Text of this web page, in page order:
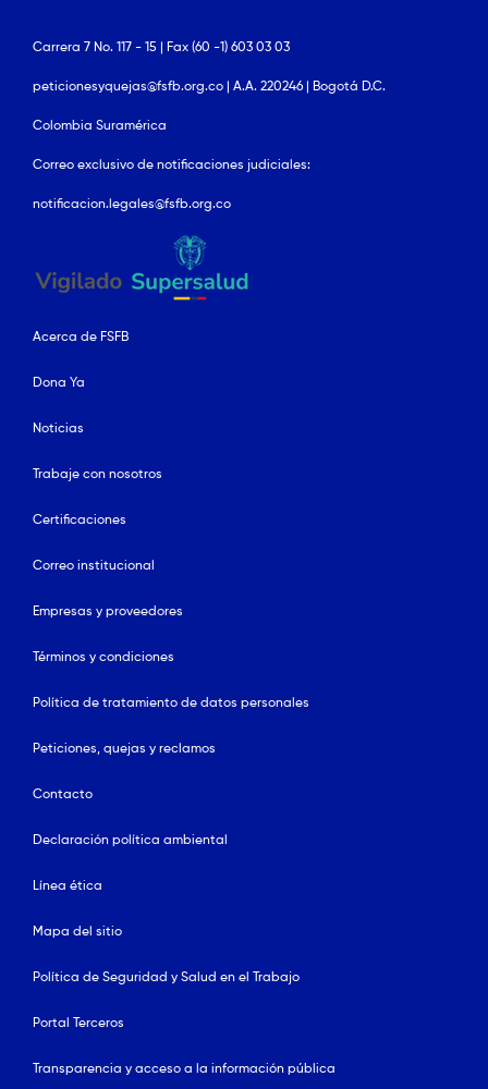
Carrera 7 No. 117 - 15 | Fax (60 -1) 603 03 03
peticionesyquejas@fsfb.org.co | A.A. 220246 | Bogotá D.C.
Colombia Suramérica
Correo exclusivo de notificaciones judiciales:
notificacion.legales@fsfb.org.co
Acerca de FSFB
Dona Ya
Noticias
Trabaje con nosotros
Certificaciones
Correo institucional
Empresas y proveedores
Términos y condiciones
Política de tratamiento de datos personales
Peticiones, quejas y reclamos
Contacto
Declaración política ambiental
Línea ética
Mapa del sitio
Política de Seguridad y Salud en el Trabajo
Portal Terceros
Transparencia y acceso a la información pública